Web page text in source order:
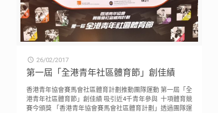
26/02/2017
第一屆「全港青年社區體育節」創佳績
香港青年協會賽馬會社區體育計劃推動團隊運動 第一屆「全
港青年社區體育節」創佳績 吸引近4千青年參與 十項體育競
賽今頒獎 「香港青年協會賽馬會社區體育計劃」透過團隊運